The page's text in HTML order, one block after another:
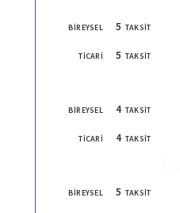
BİREYSEL 5 TAKSİT
TİCARİ 5 TAKSİT
BİREYSEL 4 TAKSİT
TİCARİ 4 TAKSİT
BİREYSEL 5 TAKSİT